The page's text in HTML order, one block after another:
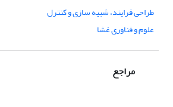
طراحی فرایند، شبیه سازی و کنترل
علوم و فناوری غشا
مراجع